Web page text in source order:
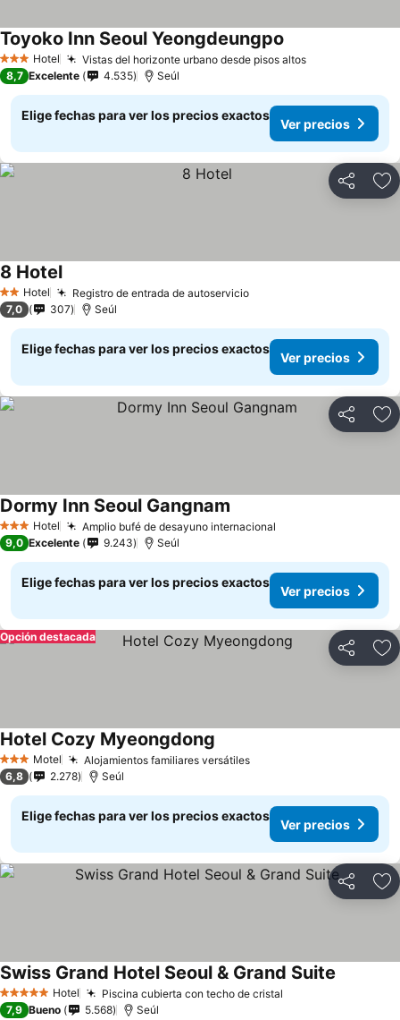
3 Estrellas
Hotel Vistas del horizonte urbano desde pisos altosVer precios
Toyoko Inn Seoul Yeongdeungpo
8,7 Excelente 4.535 Seúl
Elige fechas para ver los precios exactos
Ver precios
Compartir
2 Estrellas
Hotel Registro de entrada de autoservicioVer precios
8 HotelVer precios
7,0 307 Seúl
Elige fechas para ver los precios exactos
Ver precios
Compartir
3 Estrellas
Hotel Amplio bufé de desayuno internacional
Dormy Inn Seoul Gangnam
9,0 Excelente 9.243 Seúl
Elige fechas para ver los precios exactos
Ver precios
Compartir
Opción destacada
3 Estrellas
Motel Alojamientos familiares versátilesVer precios
Hotel Cozy Myeongdong
6,8 2.278 Seúl
Elige fechas para ver los precios exactos
Ver precios
Compartir
5 Estrellas Hotel Piscina cubierta con techo de cristal
Swiss Grand Hotel Seoul & Grand Suite
7,9 Bueno 5.568 Seúl